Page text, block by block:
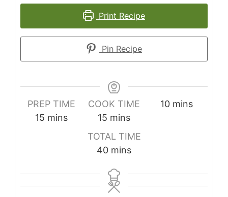
Print Recipe
Pin Recipe
PREP TIME
15 mins
COOK TIME
15 mins
10 mins
TOTAL TIME
40 mins